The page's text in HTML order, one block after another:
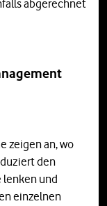
abgerechnet
zeigen an, wo
den
lenken und
einzelnen